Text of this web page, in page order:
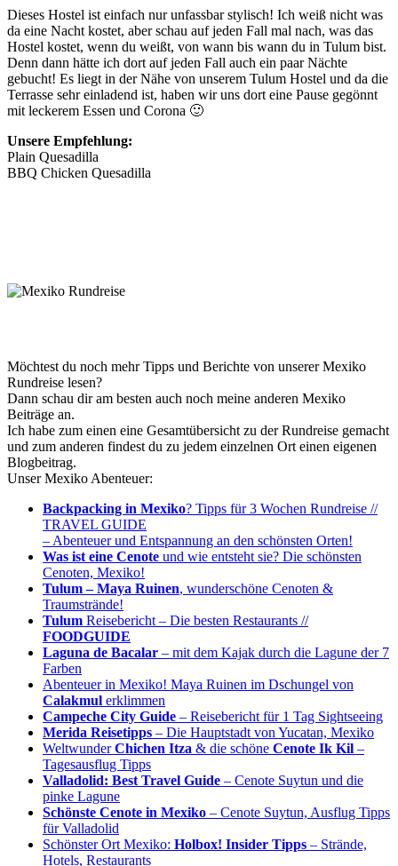
Dieses Hostel ist einfach nur unfassbar stylisch! Ich weiß nicht was
da eine Nacht kostet, aber schau auf jeden Fall mal nach, was das
Hostel kostet, wenn du weißt, von wann bis wann du in Tulum bist.
Denn dann hätte ich dort auf jeden Fall auch ein paar Nächte
gebucht! Es liegt in der Nähe von unserem Tulum Hostel und da die
Terrasse sehr einladend ist, haben wir uns dort eine Pause gegönnt
mit leckerem Essen und Corona 🙂
Unsere Empfehlung:
Plain Quesadilla
BBQ Chicken Quesadilla
Möchtest du noch mehr Tipps und Berichte von unserer Mexiko
Rundreise lesen?
Dann schau dir am besten auch noch meine anderen Mexiko
Beiträge an.
Ich habe zum einen eine Gesamtübersicht zu der Rundreise gemacht
und zum anderen findest du zu jedem einzelnen Ort einen eigenen
Blogbeitrag.
Unser Mexiko Abenteuer:
Backpacking in Mexiko? Tipps für 3 Wochen Rundreise //
TRAVEL GUIDE
– Abenteuer und Entspannung an den schönsten Orten!
Was ist eine Cenote und wie entsteht sie? Die schönsten
Cenoten, Mexiko!
Tulum – Maya Ruinen, wunderschöne Cenoten &
Traumstrände!
Tulum Reisebericht – Die besten Restaurants //
FOODGUIDE
Laguna de Bacalar – mit dem Kajak durch die Lagune der 7
Farben
Abenteuer in Mexiko! Maya Ruinen im Dschungel von
Calakmul erklimmen
Campeche City Guide – Reisebericht für 1 Tag Sightseeing
Merida Reisetipps – Die Hauptstadt von Yucatan, Mexiko
WeltwunderChichen Itza & die schöne Cenote Ik Kil –
Tagesausflug Tipps
Valladolid: Best Travel Guide – Cenote Suytun und die
pinke Lagune
Schönste Cenote in Mexiko – Cenote Suytun, Ausflug Tipps
für Valladolid
Schönster Ort Mexiko: Holbox! Insider Tipps – Strände,
Hotels, Restaurants